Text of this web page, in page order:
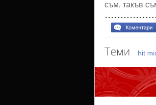
съм, такъв
Коментари
Теми hit